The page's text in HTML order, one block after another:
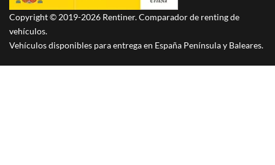
Copyright © 2019-2026 Rentiner. Comparador de renting de
vehículos.
Vehículos disponibles para entrega en España Península y Baleares.